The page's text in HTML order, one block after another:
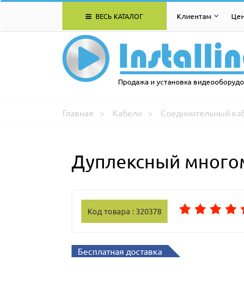
ВЕСЬ КАТАЛОГ Клиентам
Продажа и установка
Главная Кабели Соединительный
Дуплексный
Код товара : 320378
Бесплатная доставка